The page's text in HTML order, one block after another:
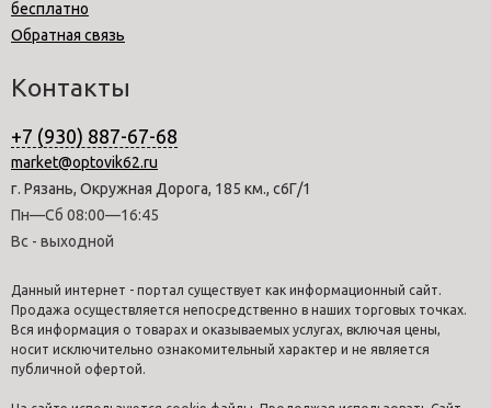
бесплатно
Обратная связь
Контакты
+7 (930) 887-67-68
market@optovik62.ru
г. Рязань, Окружная Дорога, 185 км., с6Г/1
Пн—Сб 08:00—16:45
Вс - выходной
Данный интернет - портал существует как информационный сайт.
Продажа осуществляется непосредственно в наших торговых точках.
Вся информация о товарах и оказываемых услугах, включая цены,
носит исключительно ознакомительный характер и не является
публичной офертой.